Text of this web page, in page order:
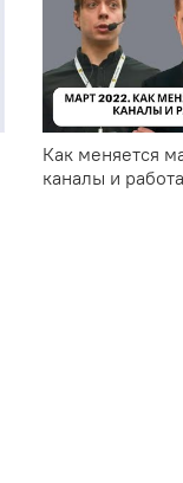
Как меняется
каналы и